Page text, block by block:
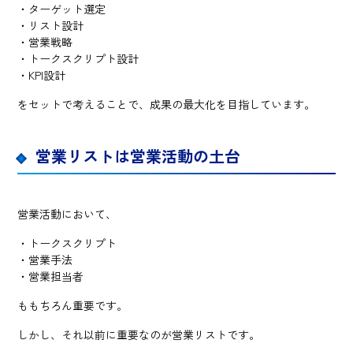
・ターゲット選定
・リスト設計
・営業戦略
・トークスクリプト設計
・KPI設計
をセットで考えることで、成果の最大化を目指しています。
営業リストは営業活動の土台
営業活動において、
・トークスクリプト
・営業手法
・営業担当者
ももちろん重要です。
しかし、それ以前に重要なのが営業リストです。